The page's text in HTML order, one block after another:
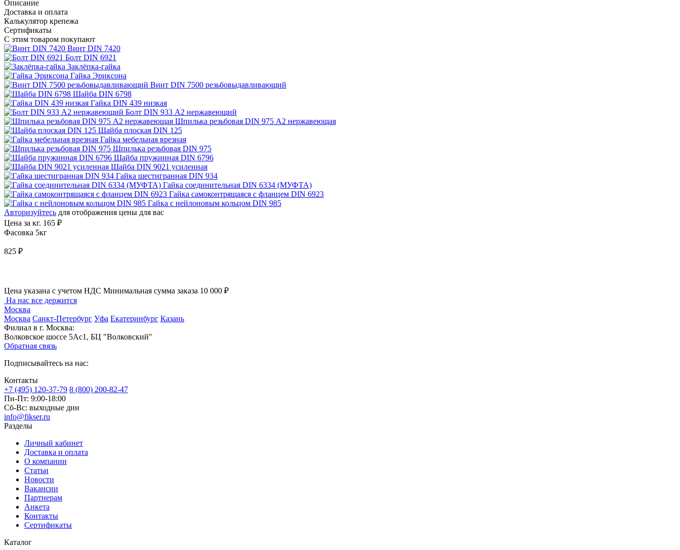
Описание
Доставка и оплата
Калькулятор крепежа
Сертификаты
С этим товаром покупают
Винт DIN 7420
Болт DIN 6921
Заклёпка-гайка
Гайка Эриксона
Винт DIN 7500 резьбовыдавливающий
Шайба DIN 6798
Гайка DIN 439 низкая
Болт DIN 933 A2 нержавеющий
Шпилька резьбовая DIN 975 A2 нержавеющая
Шайба плоская DIN 125
Гайка мебельная врезная
Шпилька резьбовая DIN 975
Шайба пружинная DIN 6796
Шайба DIN 9021 усиленная
Гайка шестигранная DIN 934
Гайка соединительная DIN 6334 (МУФТА)
Гайка самоконтрящаяся с фланцем DIN 6923
Гайка с нейлоновым кольцом DIN 985
Авторизуйтесь для отображения цены для вас
Цена за кг. 165 ₽
Фасовка 5кг
825 ₽
Цена указана с учетом НДС Минимальная сумма заказа 10 000 ₽
На нас все держится
Москва
Москва Санкт-Петербург Уфа Екатеринбург Казань
Филиал в г. Москва:
Волковское шоссе 5Ас1, БЦ "Волковский"
Обратная связь
Подписывайтесь на нас:
Контакты
+7 (495) 120-37-79 8 (800) 200-82-47
Пн-Пт: 9:00-18:00
Сб-Вс: выходные дни
info@fikser.ru
Разделы
Личный кабинет
Доставка и оплата
О компании
Статьи
Новости
Вакансии
Партнерам
Анкета
Контакты
Сертификаты
Каталог